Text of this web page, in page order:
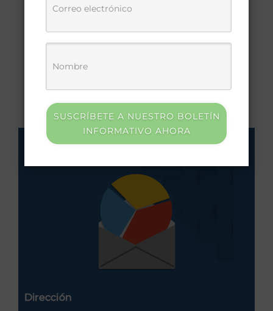
Dirección
SUSCRÍBETE A NUESTRO BOLETÍN
INFORMATIVO AHORA